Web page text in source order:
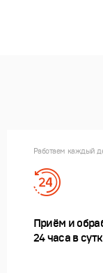
Работаем каждый
Приём и
24 часа в